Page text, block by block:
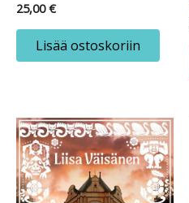
25,00€
Lisää ostoskoriin